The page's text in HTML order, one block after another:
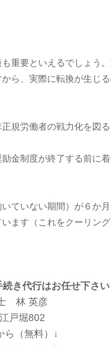
重要といえるでしょう
ら、実際に転換が生じ
規労働者の戦力化を図
金制度が終了する前に
ていない期間）が６か月
ます（これをクーリン
き代行はお任せ下さい
林 英彦
戸堀802
ら（無料）↓